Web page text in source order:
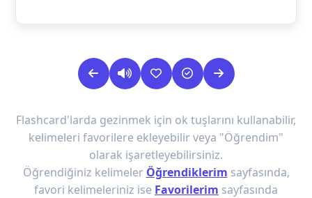
Flashcard'larda gezinmek için ok tuşlarını kullanabilir,
kelimeleri favorilere ekleyebilir veya "Öğrendim"
olarak işaretleyebilirsiniz.
Öğrendiğiniz kelimeler Öğrendiklerim sayfasında,
favori kelimeleriniz ise Favorilerim sayfasında